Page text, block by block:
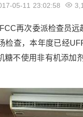
05-11 23:02:58
再次委派检查员
检查，本年度已经
糖不使用非有机添加